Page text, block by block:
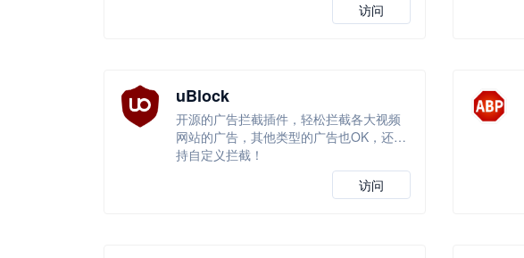
访问
uBlock
开源的广告拦截插件，轻松拦截各大视频
网站的广告，其他类型的广告也OK，还支
持自定义拦截！
访问